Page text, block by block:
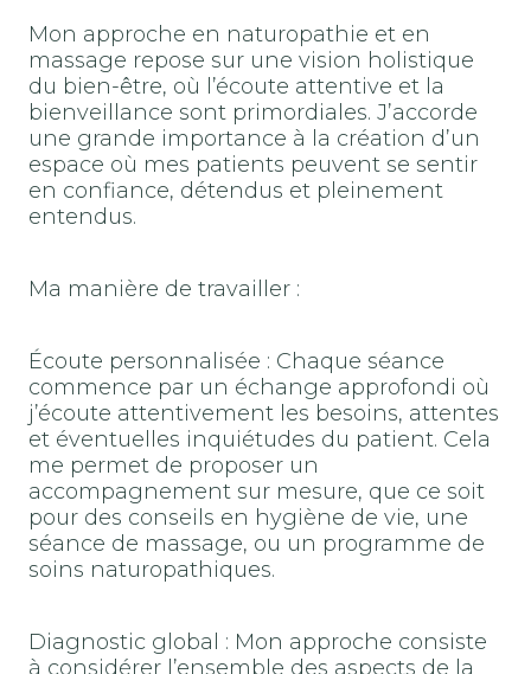
Mon approche en naturopathie et en
massage repose sur une vision holistique
du bien-être, où l’écoute attentive et la
bienveillance sont primordiales. J’accorde
une grande importance à la création d’un
espace où mes patients peuvent se sentir
en confiance, détendus et pleinement
entendus.
Ma manière de travailler :
Écoute personnalisée : Chaque séance
commence par un échange approfondi où
j’écoute attentivement les besoins, attentes
et éventuelles inquiétudes du patient. Cela
me permet de proposer un
accompagnement sur mesure, que ce soit
pour des conseils en hygiène de vie, une
séance de massage, ou un programme de
soins naturopathiques.
Diagnostic global : Mon approche consiste
à considérer l’ensemble des aspects de la